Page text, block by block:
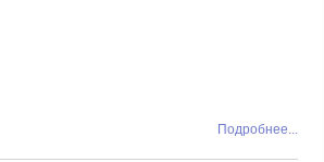
Подробнее...